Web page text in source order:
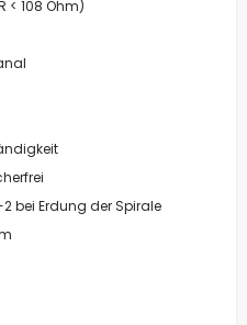
< 108 Ohm)
bei Erdung der Spirale